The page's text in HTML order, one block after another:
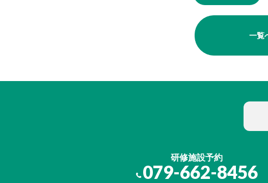
一覧
研修施設予約
079-662-8456